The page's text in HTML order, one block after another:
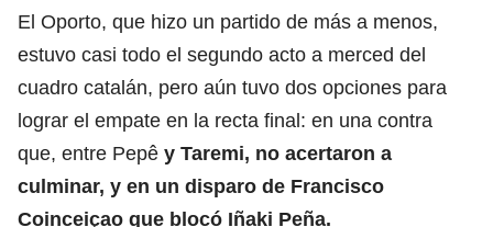
El Oporto, que hizo un partido de más a menos,
estuvo casi todo el segundo acto a merced del
cuadro catalán, pero aún tuvo dos opciones para
lograr el empate en la recta final: en una contra
que, entre Pepê y Taremi, no acertaron a
culminar, y en un disparo de Francisco
Coinceiçao que blocó Iñaki Peña.